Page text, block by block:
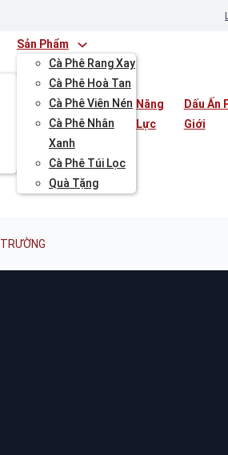
Sản Phẩm
Cà Phê Rang Xay
Cà Phê Hoà Tan
Cà Phê Viên Nén
Cà Phê Nhân
Xanh
Cà Phê Túi Lọc
Quà Tặng
Năng
Lực
Dấu Ấn
Giới